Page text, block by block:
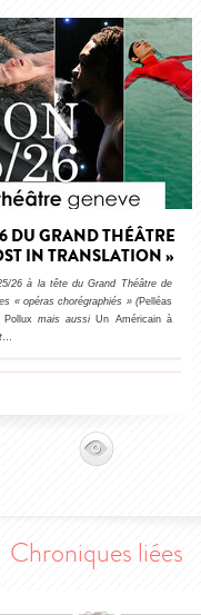
DU GRAND THÉÂTRE
IN TRANSLATION »
26 à la tête du Grand Théâtre de
« opéras chorégraphiés » (Pelléas
mais aussiUn Américain à
…
Chroniques liées